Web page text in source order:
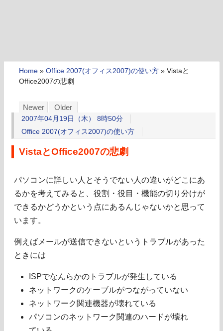
Home » Office 2007(オフィス2007)の使い方 » Vistaと
Office2007の悲劇
Newer Older
2007年04月19日（木） 8時50分
Office 2007(オフィス2007)の使い方
VistaとOffice2007の悲劇
パソコンに詳しい人とそうでない人の違いがどこにあ
るかを考えてみると、役割・役目・機能の切り分けが
できるかどうかという点にあるんじゃないかと思って
います。
例えばメールが送信できないというトラブルがあった
ときには
ISPでなんらかのトラブルが発生している
ネットワークのケーブルがつながっていない
ネットワーク関連機器が壊れている
パソコンのネットワーク関連のハードが壊れ